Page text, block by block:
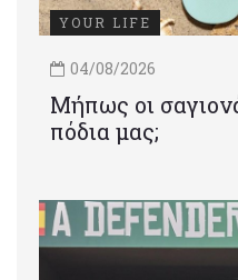
YOUR LIFE
04/08/2026
Μήπως οι
πόδια μας;